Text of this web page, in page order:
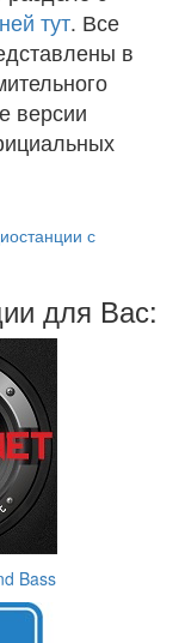
тут. Все
в
версии
с
для Вас:
Bass